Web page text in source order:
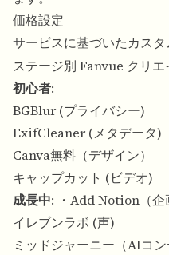
価格設定
サービスに基づいたカスタ
ステージ別 Fanvue クリエ
初心者:
BGBlur (プライバシー)
ExifCleaner (メタデータ)
Canva無料（デザイン）
キャップカット (ビデオ)
成長中: ・Add Notion（企
イレブンラボ (声)
ミッドジャーニー（AIコン